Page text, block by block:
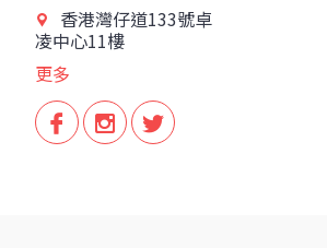
香港灣仔道133號卓
凌中心11樓
更多